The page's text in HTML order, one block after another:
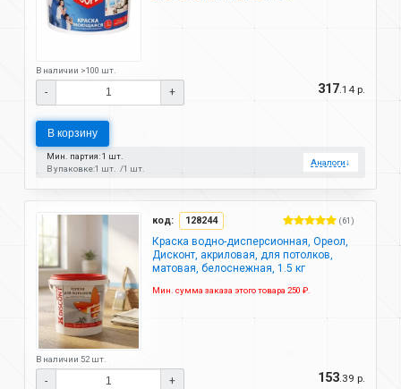
В наличии >100 шт.
- + 317.14 р.
В корзину
Мин. партия: 1 шт.
В упаковке:1 шт. 1 шт.
Аналоги↓
код: 128244 (61)
Краска водно-дисперсионная, Ореол,
Дисконт, акриловая, для потолков,
матовая, белоснежная, 1.5 кг
Мин. сумма заказа этого товара 250 ₽.
В наличии 52 шт.
- + 153.39 р.